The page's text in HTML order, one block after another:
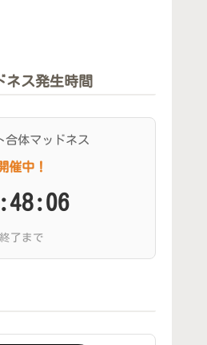
ネス発生時間
合体マッドネス
催中！
終了まで